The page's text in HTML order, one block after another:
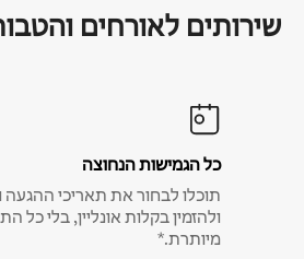
שירותים לאורחים
כל הגמישות הנחוצה
תוכלו לבחור את תאריכי ההגעה
ולהזמין בקלות אונליין, בלי כל
מיותרת.*